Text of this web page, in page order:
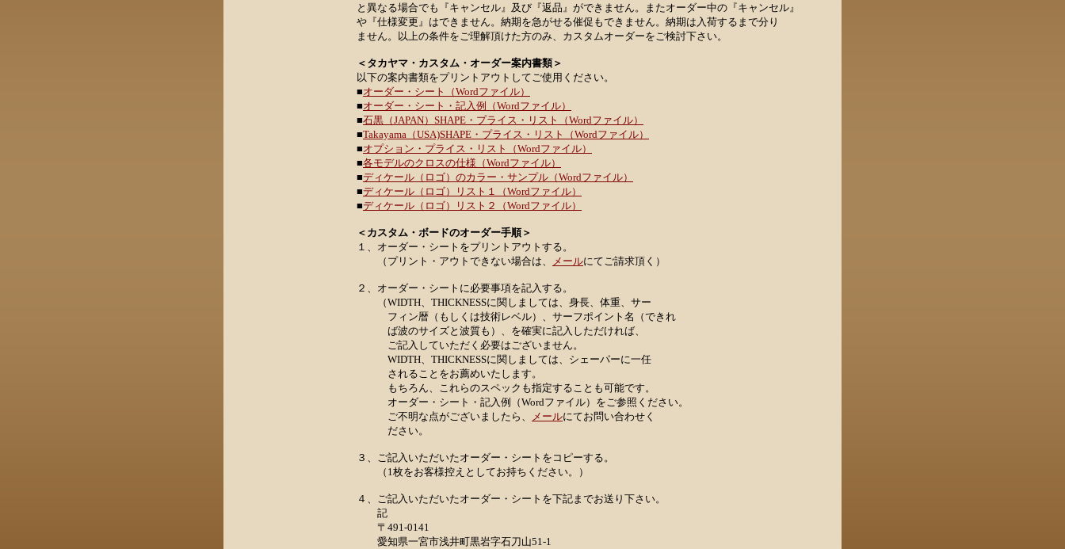
と異なる場合でも『キャンセル』及び『返品』ができません。またオーダー中の『キャンセル』
や『仕様変更』はできません。納期を急がせる催促もできません。納期は入荷するまで分り
ません。以上の条件をご理解頂けた方のみ、カスタムオーダーをご検討下さい。
＜タカヤマ・カスタム・オーダー案内書類＞
以下の案内書類をプリントアウトしてご使用ください。
■オーダー・シート（Wordファイル）
■オーダー・シート・記入例（Wordファイル）
■石黒（JAPAN）SHAPE・プライス・リスト（Wordファイル）
■Takayama（USA)SHAPE・プライス・リスト（Wordファイル）
■オプション・プライス・リスト（Wordファイル）
■各モデルのクロスの仕様（Wordファイル）
■ディケール（ロゴ）のカラー・サンプル（Wordファイル）
■ディケール（ロゴ）リスト１（Wordファイル）
■ディケール（ロゴ）リスト２（Wordファイル）
＜カスタム・ボードのオーダー手順＞
１、オーダー・シートをプリントアウトする。
（プリント・アウトできない場合は、
メールにてご請求頂く）
２、オーダー・シートに必要事項を記入する。
（WIDTH、THICKNESSに関しましては、身長、体重、サー
フィン暦（もしくは技術レベル）、サーフポイント名（できれ
ば波のサイズと波質も）、を確実に記入しただければ、
ご記入していただく必要はございません。
WIDTH、THICKNESSに関しましては、シェーパーに一任
されることをお薦めいたします。
もちろん、これらのスペックも指定することも可能です。
オーダー・シート・記入例（Wordファイル）をご参照ください。
ご不明な点がございましたら、
メールにてお問い合わせく
ださい。
３、ご記入いただいたオーダー・シートをコピーする。
（1枚をお客様控えとしてお持ちください。）
４、ご記入いただいたオーダー・シートを下記までお送り下さい。
記
〒491-0141
愛知県一宮市浅井町黒岩字石刀山51-1